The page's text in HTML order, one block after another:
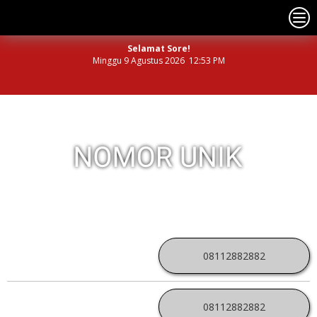
Selamat Sore!
Minggu 9 Agustus 2026 12:53 PM
08112882882
08112882882